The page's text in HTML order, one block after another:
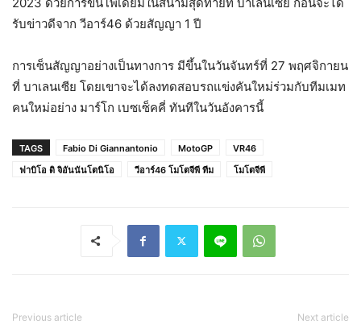
รับข่าวดีจาก วีอาร์46 ด้วยสัญญา 1 ปี
การเซ็นสัญญาอย่างเป็นทางการ มีขึ้นในวันจันทร์ที่ 27 พฤศจิกายน
ที่ บาเลนเซีย โดยเขาจะได้ลงทดสอบรถแข่งคันใหม่ร่วมกับทีมเมท
คนใหม่อย่าง มาร์โก เบซเซ็คคี่ ทันทีในวันอังคารนี้
TAGS Fabio Di Giannantonio MotoGP
VR46
ฟาบิโอ ดิ จิอันนันโตนิโอ
วีอาร์46 โมโตจีพี ทีม โมโตจีพี
Previous article Next article